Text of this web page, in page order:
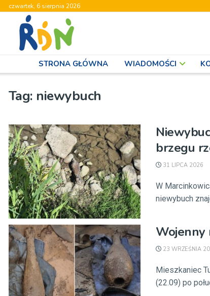
czwartek, 6 sierpnia 2026
STRONA GŁÓWNA WIADOMOŚCI
Tag: niewybuch
brzegu
31 LIPCA 2026
W
niewybuch
Wojenny
23 WRZEŚNIA
Mieszkaniec
(22.09) po